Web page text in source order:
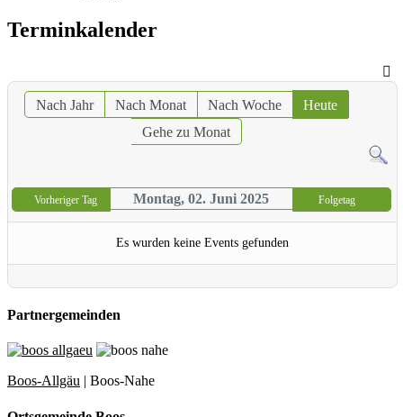
Terminkalender
Nach Jahr Nach Monat Nach Woche
Heute
Gehe zu Monat
Vorheriger Tag Montag, 02. Juni 2025 Folgetag
Es wurden keine Events gefunden
Partnergemeinden
Boos-Allgäu | Boos-Nahe